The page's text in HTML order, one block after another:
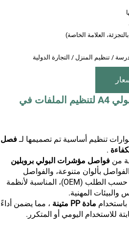
العلامة الخاصة)
/ تنظيم المنزل / التجارة الدولية
فاصل مؤشر | فواصل بولي A4 لتنظيم الملفات في
تنظيم أساسية تم تصميمها لـفصل
.
فواصل مؤشرات البولي بروبلين
بألوان متنوعة، والفواصل
المرقمة، والحلول المخصصة حسب الطلب (OEM)، المناسبة لأنظمة
والبيئات المهنية.
مادة PP متينة
، مما يضمن أداءً
للاستخدام اليومي أو المتكرر.